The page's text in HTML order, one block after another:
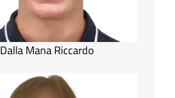
Dalla Mana Riccardo